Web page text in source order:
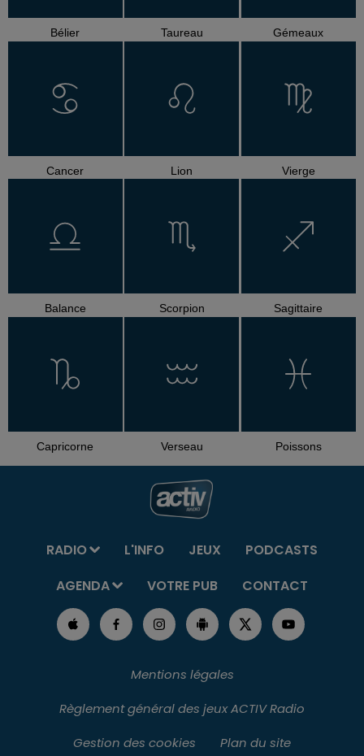
Bélier Taureau Gémeaux
Cancer Lion Vierge
Balance Scorpion Sagittaire
Capricorne Verseau Poissons
RADIO L'INFO JEUX
PODCASTS
AGENDA
VOTRE PUB CONTACT
Mentions légales
Règlement général des jeux ACTIV Radio
Gestion des cookies
Plan du site